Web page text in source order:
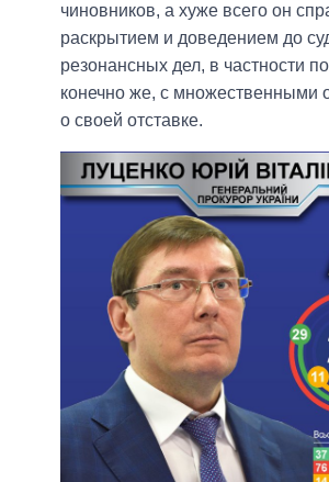
чиновников, а хуже всего он
раскрытием и доведением до
резонансных дел, в частности
конечно же, с множественными
о своей отставке.